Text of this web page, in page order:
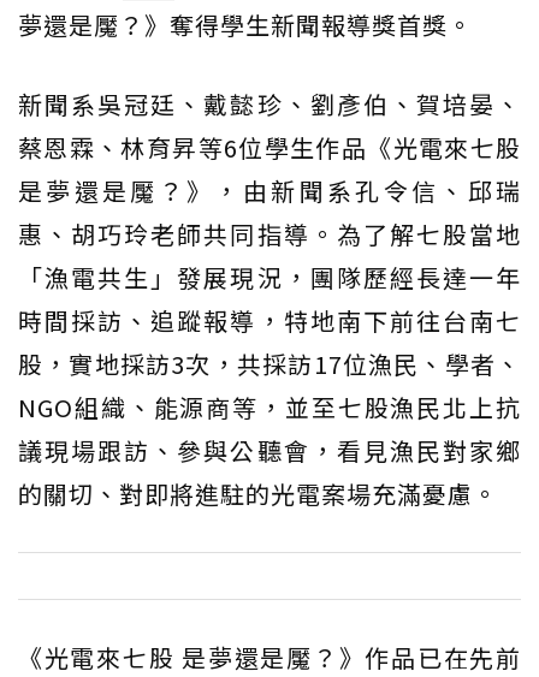
夢還是魘？》奪得學生新聞報導獎首獎。
新聞系吳冠廷、戴懿珍、劉彥伯、賀培晏、
蔡恩霖、林育昇等6位學生作品《光電來七股
是夢還是魘？》，由新聞系孔令信、邱瑞
惠、胡巧玲老師共同指導。為了解七股當地
「漁電共生」發展現況，團隊歷經長達一年
時間採訪、追蹤報導，特地南下前往台南七
股，實地採訪3次，共採訪17位漁民、學者、
NGO組織、能源商等，並至七股漁民北上抗
議現場跟訪、參與公聽會，看見漁民對家鄉
的關切、對即將進駐的光電案場充滿憂慮。
《光電來七股 是夢還是魘？》作品已在先前